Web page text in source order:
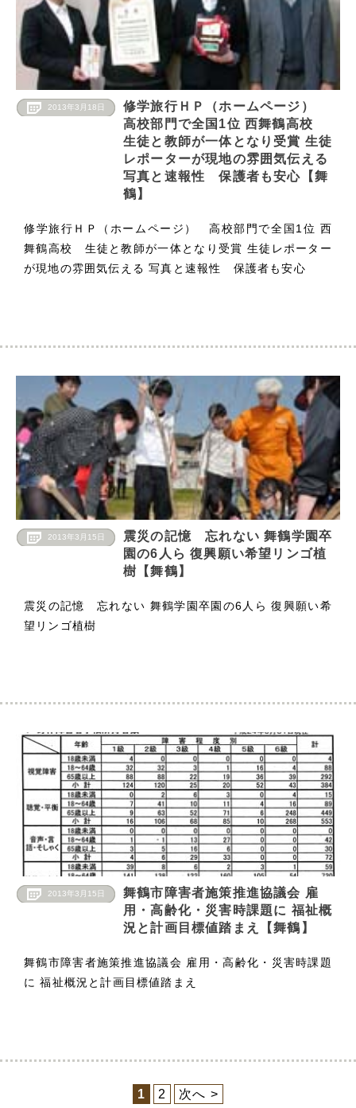
2013年3月18日
修学旅行ＨＰ（ホームページ）
高校部門で全国1位 西舞鶴高校
生徒と教師が一体となり受賞 生徒
レポーターが現地の雰囲気伝える
写真と速報性 保護者も安心【舞
鶴】
修学旅行ＨＰ（ホームページ） 高校部門で全国1位 西
舞鶴高校 生徒と教師が一体となり受賞 生徒レポーター
が現地の雰囲気伝える 写真と速報性 保護者も安心
2013年3月15日
震災の記憶 忘れない 舞鶴学園卒
園の6人ら 復興願い希望リンゴ植
樹【舞鶴】
震災の記憶 忘れない 舞鶴学園卒園の6人ら 復興願い希
望リンゴ植樹
2013年3月15日
舞鶴市障害者施策推進協議会 雇
用・高齢化・災害時課題に 福祉概
況と計画目標値踏まえ【舞鶴】
舞鶴市障害者施策推進協議会 雇用・高齢化・災害時課題
に 福祉概況と計画目標値踏まえ
1 2 次へ >